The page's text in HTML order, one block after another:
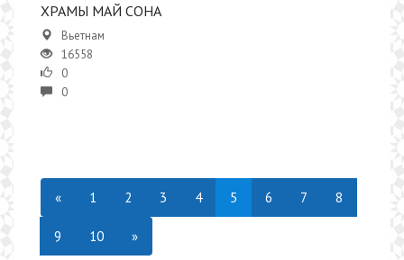
ХРАМЫ МАЙ СОНА
Вьетнам
16558
0
0
« 1 2 3 4 5 6 7 8
9 10 »